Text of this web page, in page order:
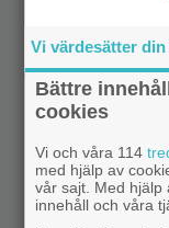
Vi värdesätter
Bättre
cookies
Vi och våra 114
med hjälp av
vår sajt. Med hjälp
innehåll och våra